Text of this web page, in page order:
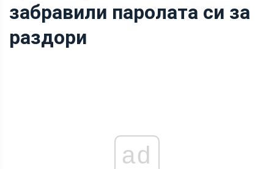
забравили паролата си за
раздори
ad